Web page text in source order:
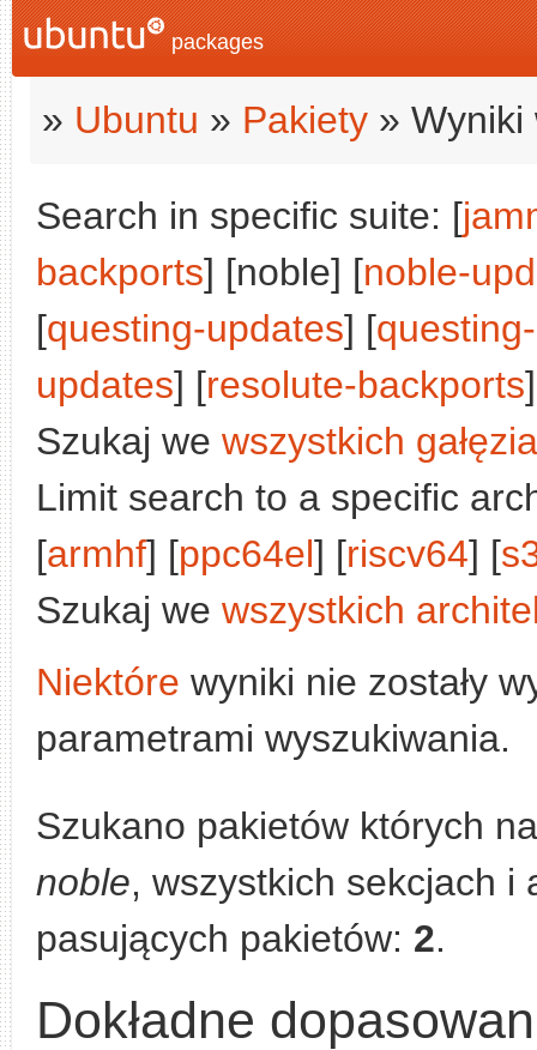
packages
» Ubuntu » Pakiety » Wyniki
Search in specific suite: [
backports] [noble] [noble-
[questing-updates] [
updates] [resolute-backports
Szukaj we wszystkich
Limit search to a specific
[armhf] [ppc64el] [riscv64] [
Szukaj we wszystkich
Niektóre wyniki nie zostały
parametrami wyszukiwania.
Szukano pakietów których
noble, wszystkich sekcjach
pasujących pakietów: 2.
Dokładne